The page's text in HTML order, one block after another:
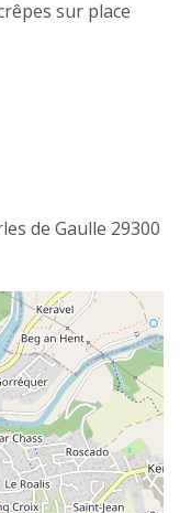
sur place
de Gaulle 29300